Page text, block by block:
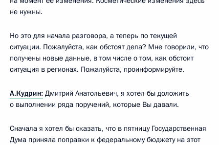
не нужны.
Но это для начала разговора, а теперь по текущей
ситуации. Пожалуйста, как обстоят дела? Мне говорили, что
получены новые данные, в том числе о том, как обстоит
ситуация в регионах. Пожалуйста, проинформируйте.
А.Кудрин: Дмитрий Анатольевич, я хотел бы доложить
о выполнении ряда поручений, которые Вы давали.
Сначала я хотел бы сказать, что в пятницу Государственная
Дума приняла поправки к федеральному бюджету на этот